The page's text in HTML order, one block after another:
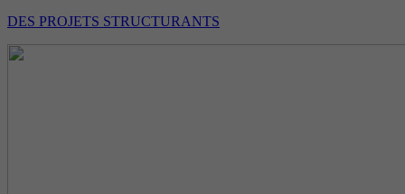
DES PROJETS STRUCTURANTS